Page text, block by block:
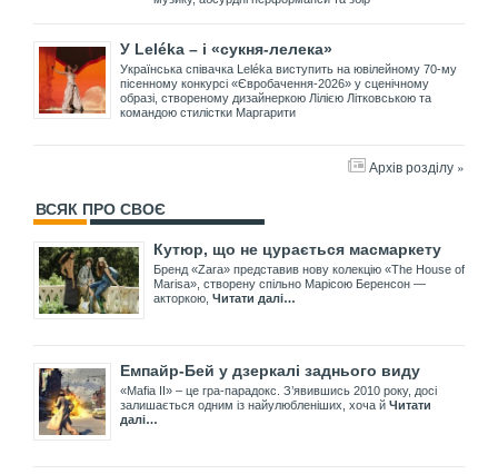
У Leléka – і «сукня-лелека»
Українська співачка Leléka виступить на ювілейному 70-му
пісенному конкурсі «Євробачення-2026» у сценічному
образі, створеному дизайнеркою Лілією Літковською та
командою стилістки Маргарити
Архів розділу »
ВСЯК ПРО СВОЄ
Кутюр, що не цурається масмаркету
Бренд «Zara» представив нову колекцію «The House of
Marisa», створену спільно Марісою Беренсон —
акторкою, Читати далі…
Емпайр-Бей у дзеркалі заднього виду
«Mafia II» – це гра-парадокс. З’явившись 2010 року, досі
залишається одним із найулюбленіших, хоча й Читати
далі…